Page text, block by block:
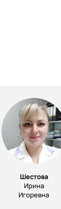
Шестова
Ирина
Игоревна